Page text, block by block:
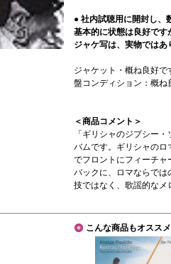
● 社内試聴用に開封し、
基本的に状態は良好です
ジャケ写は、実物ではあ
ジャケット・概ね良好で
盤コンディション：概ね
＜商品コメント＞
「ギリシャのジプシー
バムです。ギリシャのロ
でフロントにフィーチャ
バックに、ロマならで
技ではなく、歌謡的なメ
こんな商品もオスス